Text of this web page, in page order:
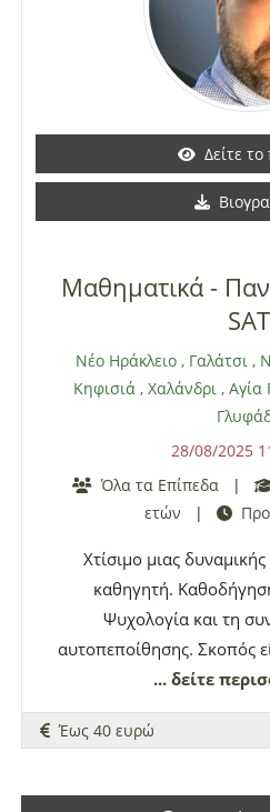
Δείτε
Μαθηματικά -
SAT
Νέο Ηράκλειο, Γαλάτσι,
Κηφισιά , Χαλάνδρι , Αγία
28/08/2025
Όλα τα Επίπεδα
|
ετών
|
Χτίσιμο μιας
καθηγητή.
Ψυχολογία και τη
αυτοπεποίθησης. Σκοπός
να αποκτήσει κίνητρο,
τελικά να επιτύχει τον
καθηγητής
σε
πολύ πάθος για αυτό που
... δείτε
Έως 40 ευρώ